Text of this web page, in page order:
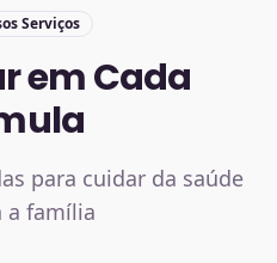
Serviços
em Cada
para cuidar da saúde
a família